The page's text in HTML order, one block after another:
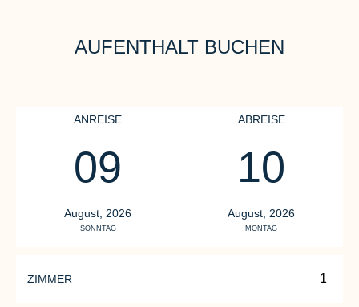
AUFENTHALT BUCHEN
ANREISE
09
August, 2026
SONNTAG
ABREISE
10
August, 2026
MONTAG
ZIMMER